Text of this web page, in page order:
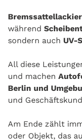
während
sondern auch UV-
All diese
und machen
Berlin und
und
Am Ende zählt
oder Objekt, das